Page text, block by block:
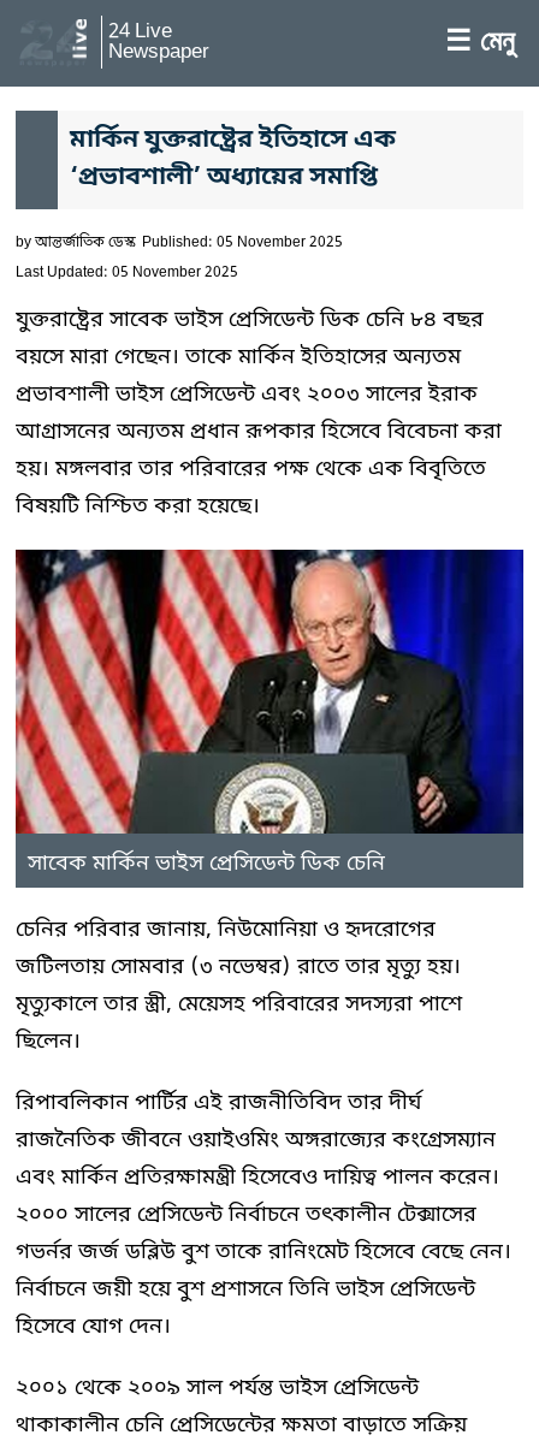
24 Live
Newspaper ☰ মেনু
মার্কিন যুক্তরাষ্ট্রের ইতিহাসে এক
‘প্রভাবশালী’ অধ্যায়ের সমাপ্তি
byআন্তর্জাতিক ডেস্ক Published: 05 November 2025
Last Updated: 05 November 2025
যুক্তরাষ্ট্রের সাবেক ভাইস প্রেসিডেন্ট ডিক চেনি ৮৪ বছর
বয়সে মারা গেছেন। তাকে মার্কিন ইতিহাসের অন্যতম
প্রভাবশালী ভাইস প্রেসিডেন্ট এবং ২০০৩ সালের ইরাক
আগ্রাসনের অন্যতম প্রধান রূপকার হিসেবে বিবেচনা করা
হয়। মঙ্গলবার তার পরিবারের পক্ষ থেকে এক বিবৃতিতে
বিষয়টি নিশ্চিত করা হয়েছে।
সাবেক মার্কিন ভাইস প্রেসিডেন্ট ডিক চেনি
চেনির পরিবার জানায়, নিউমোনিয়া ও হৃদরোগের
জটিলতায় সোমবার (৩ নভেম্বর) রাতে তার মৃত্যু হয়।
মৃত্যুকালে তার স্ত্রী, মেয়েসহ পরিবারের সদস্যরা পাশে
ছিলেন।
রিপাবলিকান পার্টির এই রাজনীতিবিদ তার দীর্ঘ
রাজনৈতিক জীবনে ওয়াইওমিং অঙ্গরাজ্যের কংগ্রেসম্যান
এবং মার্কিন প্রতিরক্ষামন্ত্রী হিসেবেও দায়িত্ব পালন করেন।
২০০০ সালের প্রেসিডেন্ট নির্বাচনে তৎকালীন টেক্সাসের
গভর্নর জর্জ ডব্লিউ বুশ তাকে রানিংমেট হিসেবে বেছে নেন।
নির্বাচনে জয়ী হয়ে বুশ প্রশাসনে তিনি ভাইস প্রেসিডেন্ট
হিসেবে যোগ দেন।
২০০১ থেকে ২০০৯ সাল পর্যন্ত ভাইস প্রেসিডেন্ট
থাকাকালীন চেনি প্রেসিডেন্টের ক্ষমতা বাড়াতে সক্রিয়